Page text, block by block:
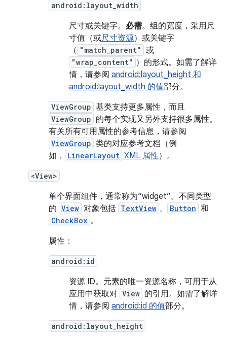
android:layout_width
尺寸或关键字。 必需。组的宽度，采用尺
寸值（或尺寸资源）或关键字
（ "match_parent" 或
"wrap_content" ）的形式。如需了解详
情，请参阅 android:layout_height 和
android:layout_width 的值部分。
ViewGroup 基类支持更多属性，而且
ViewGroup 的每个实现又另外支持很多属性。
有关所有可用属性的参考信息，请参阅
ViewGroup 类的对应参考文档（例
如，
LinearLayout XML 属性）。
<View>
单个界面组件，通常称为“widget”。不同类型
的 View 对象包括 TextView 、 Button 和
CheckBox 。
属性：
android:id
资源 ID。 元素的唯一资源名称，可用于从
应用中获取对 View 的引用。如需了解详
情，请参阅 android:id 的值部分。
android:layout_height